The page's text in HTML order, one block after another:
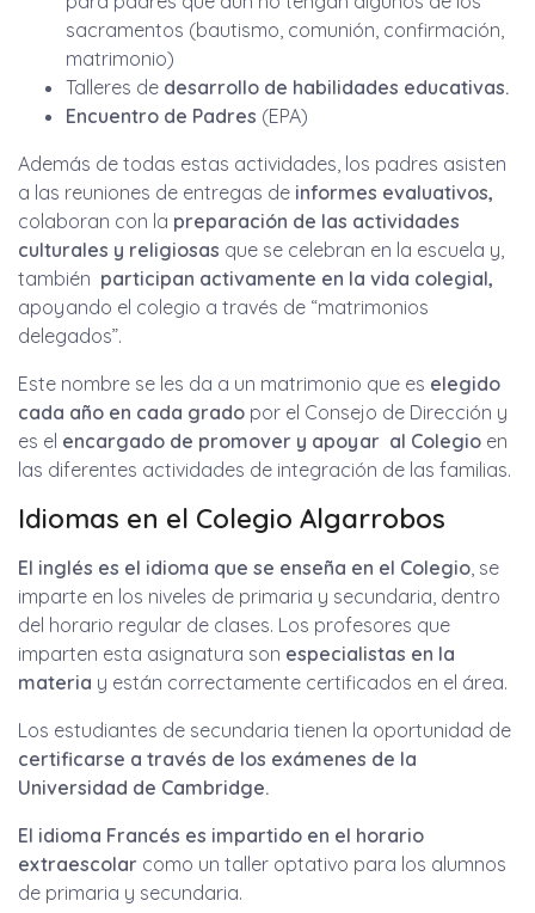
sacramentos (bautismo, comunión, confirmación,
matrimonio)
Talleres de desarrollo de habilidades educativas.
Encuentro de Padres (EPA)
Además de todas estas actividades, los padres asisten
a las reuniones de entregas de informes evaluativos,
colaboran con la preparación de las actividades
culturales y religiosas que se celebran en la escuela y,
también participan activamente en la vida colegial,
apoyando el colegio a través de “matrimonios
delegados”.
Este nombre se les da a un matrimonio que es elegido
cada año en cada grado por el Consejo de Dirección y
es el encargado de promover y apoyar al Colegio en
las diferentes actividades de integración de las familias.
Idiomas en el Colegio Algarrobos
El inglés es el idioma que se enseña en el Colegio, se
imparte en los niveles de primaria y secundaria, dentro
del horario regular de clases. Los profesores que
imparten esta asignatura son especialistas en la
materia y están correctamente certificados en el área.
Los estudiantes de secundaria tienen la oportunidad de
certificarse a través de los exámenes de la
Universidad de Cambridge.
El idioma Francés es impartido en el horario
extraescolar como un taller optativo para los alumnos
de primaria y secundaria.